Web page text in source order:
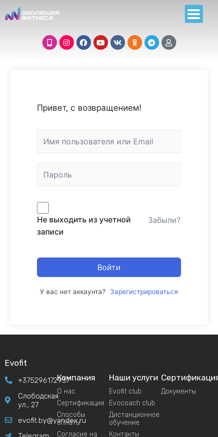
Привет, с возвращением!
Не выходить из учетной
записи
Забыли?
Войти
У вас нет аккаунта? Зарегистрироваться
Evofit
+375296172937
Слободская
ул., 27
evofit.by@yandex.ru
Компания
О нас
Сертификация
Способы
оплаты
Согласие на
Наши услуги
Evofit club
Evocoach club
Дистанционное
обучение
Контакты
Документы